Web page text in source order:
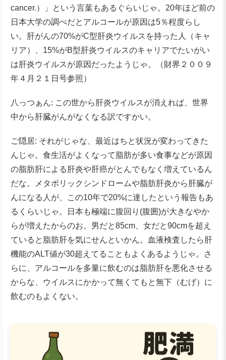
cancer.）」という言葉もあるぐらいじゃ。20年ほど前の
日本大学の調べだとアルコールが原因は5％程度らし
い。肝がんの70%がC型肝炎ウイルスを持った人（キャ
リア）、15%がB型肝炎ウイルスのキャリアでたいがい
は肝炎ウイルスが原因だったようじゃ。（財界２００９
年４月２１日号参照）
八っつぁん: この世から肝炎ウイルスが消えれば、世界
中から肝臓がんがなくなる訳ですかい。
ご隠居: それがじゃな、最近はちと状況が変わってきた
んじゃ。食生活がよくなって脂肪が多い食事などが原因
の脂肪肝による肝炎や肝癌がとんでもなく増えているん
だな。メタボリックシンドロームや脂肪肝炎から肝臓が
んになる人が、この10年で20%に達したという報告もあ
るくらいじゃ。日本も極端に腹回り(腹囲)が大きなやか
らが増えたからのお。男だと85cm、女だと90cmを超え
ていると脂肪肝を気にせんといかん。血液検査したら肝
機能のALT値が30超えてることもよくあるようじゃ。さ
らに、アルコールを多量に飲むのは脂肪肝を悪化させる
からな、ウイルスにかかって無くてもと無下（むげ）に
飲むのもよくない。